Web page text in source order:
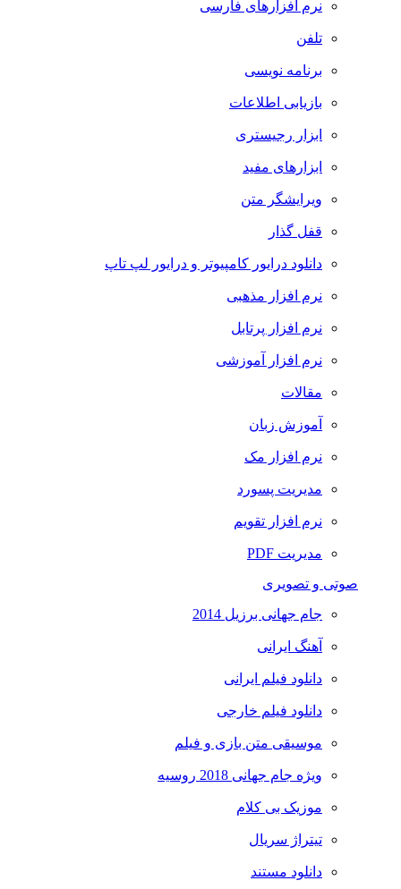
نرم افزارهای فارسی
تلفن
برنامه نویسی
بازیابی اطلاعات
ابزار رجیستری
ابزارهای مفید
ویرایشگر متن
قفل گذار
دانلود درایور کامپیوتر و درایور لپ تاپ
نرم افزار مذهبی
نرم افزار پرتابل
نرم افزار آموزشی
مقالات
آموزش زبان
نرم افزار مک
مدیریت پسورد
نرم افزار تقویم
مدیریت PDF
صوتی و تصویری
جام جهانی برزیل 2014
آهنگ ایرانی
دانلود فیلم ایرانی
دانلود فیلم خارجی
موسیقی متن بازی و فیلم
ویژه جام جهانی 2018 روسیه
موزیک بی کلام
تیتراژ سریال
دانلود مستند